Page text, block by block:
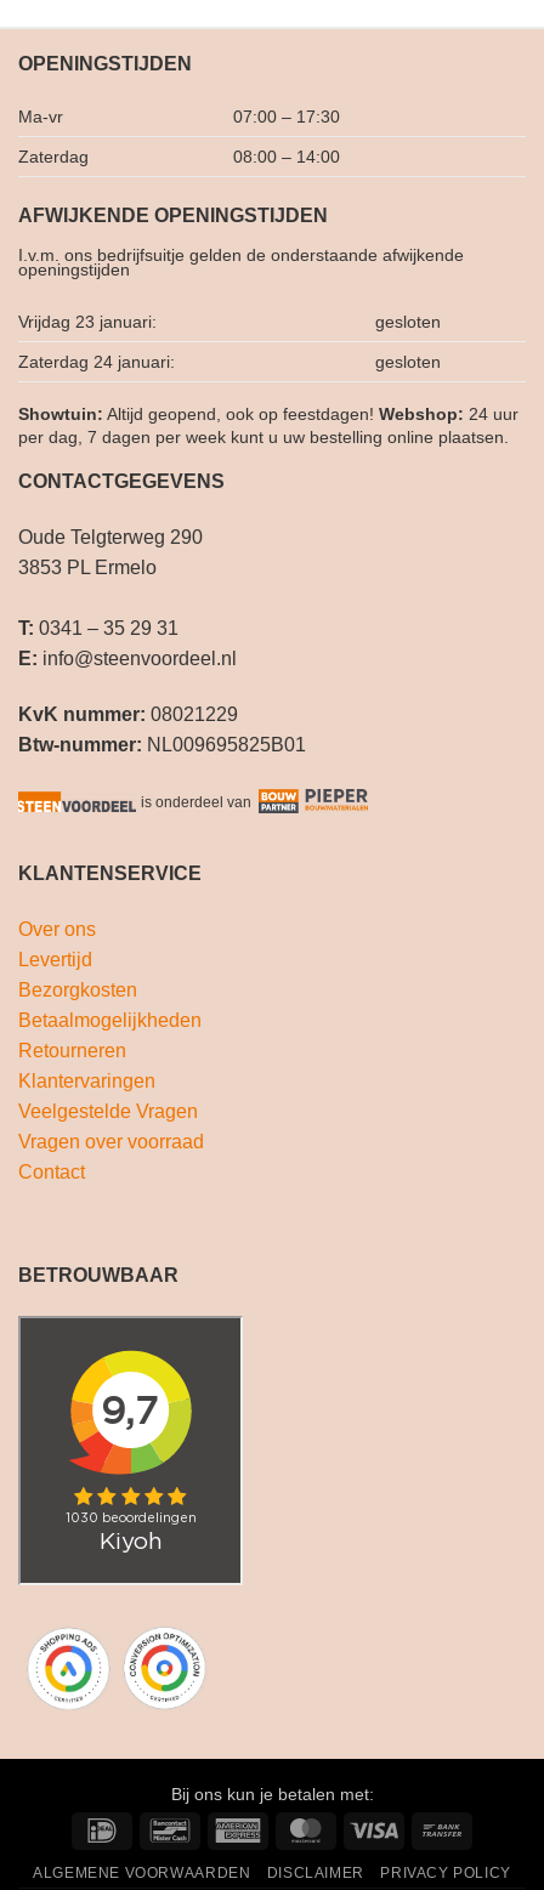
OPENINGSTIJDEN
Ma-vr 07:00 – 17:30
Zaterdag 08:00 – 14:00
AFWIJKENDE OPENINGSTIJDEN
I.v.m. ons bedrijfsuitje gelden de onderstaande afwijkende
openingstijden
Vrijdag 23 januari: gesloten
Zaterdag 24 januari: gesloten
Showtuin: Altijd geopend, ook op feestdagen! Webshop: 24 uur
per dag, 7 dagen per week kunt u uw bestelling online plaatsen.
CONTACTGEGEVENS
Oude Telgterweg 290
3853 PL Ermelo
T: 0341 – 35 29 31
E: info@steenvoordeel.nl
KvK nummer: 08021229
Btw-nummer: NL009695825B01
is onderdeel van
KLANTENSERVICE
Over ons
Levertijd
Bezorgkosten
Betaalmogelijkheden
Retourneren
Klantervaringen
Veelgestelde Vragen
Vragen over voorraad
Contact
BETROUWBAAR
Bij ons kun je betalen met:
IDeal
BancontactAmerican
MasterCardVisa
ALGEMENE VOORWAARDEN DISCLAIMER PRIVACY POLICY